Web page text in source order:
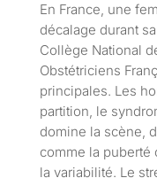
En France, une
décalage durant
Collège National
Obstétriciens
principales. Les
partition, le
domine la scène,
comme la puberté
la variabilité. Le